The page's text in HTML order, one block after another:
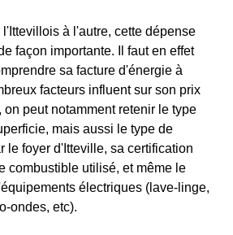
l'Ittevillois à l'autre, cette dépense
façon importante. Il faut en effet
sa facture d'énergie à
facteurs influent sur son prix
peut notamment retenir le type
mais aussi le type de
le foyer d'Itteville, sa certification
combustible utilisé, et même le
électriques (lave-linge,
ondes, etc).